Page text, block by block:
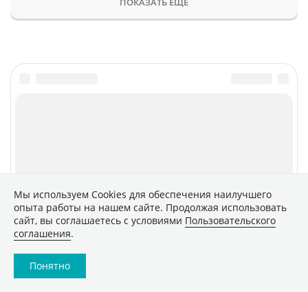
Рейтинги
Обзоры
Архив
Маркет
Техника
ТВ
CNews
Мы используем Сookies для обеспечения наилучшего
опыта работы на нашем сайте. Продолжая использовать
сайт, вы соглашаетесь с условиями Пользовательского
соглашения.
Понятно